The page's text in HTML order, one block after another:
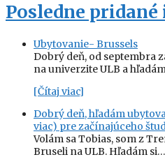
Posledne
Ubytovanie- Brussels
Dobrý deň, od septembra
na univerzite ULB a
[Čítaj viac]
Dobrý deň, hľadám
viac) pre začínajúceho
Volám sa Tobias, som z
Bruseli na ULB. Hľadám si…